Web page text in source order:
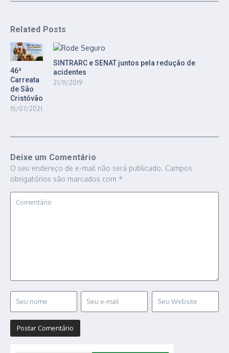
Related Posts
46ª
Carreata
de São
Cristóvão
15/07/2021
SINTRARC e SENAT juntos pela redução de
acidentes
21/11/2019
Deixe um Comentário
O seu endereço de e-mail não será publicado. Campos
obrigatórios são marcados com *